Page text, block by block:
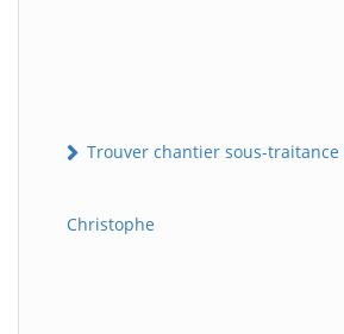
Trouver chantier sous-traitance
Christophe